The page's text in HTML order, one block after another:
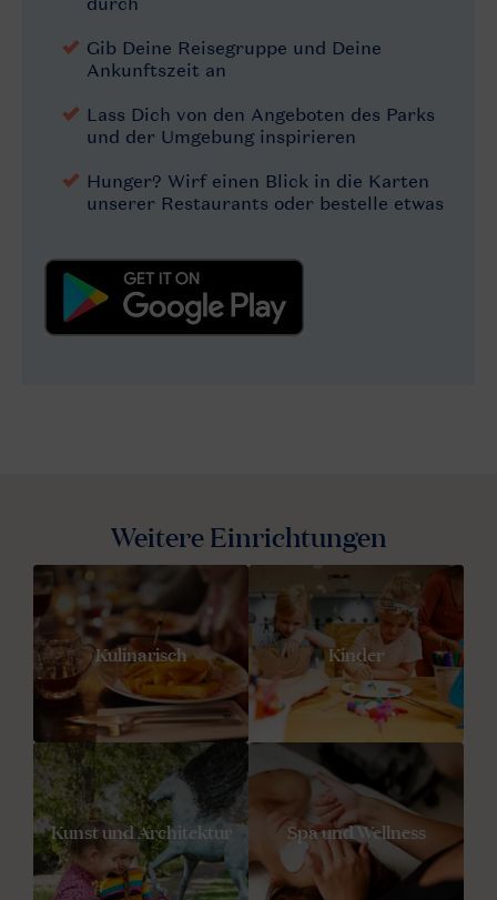
Weitere Einrichtungen
Kulinarisch Kinder
Kunst und Architektur Spa und Wellness